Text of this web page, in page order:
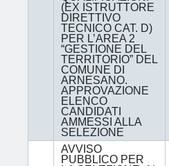
(EX ISTRUTTORE
DIRETTIVO
TECNICO CAT. D)
PER L’AREA 2
“GESTIONE DEL
TERRITORIO” DEL
COMUNE DI
ARNESANO.
APPROVAZIONE
ELENCO
CANDIDATI
AMMESSI ALLA
SELEZIONE
AVVISO
PUBBLICO PER